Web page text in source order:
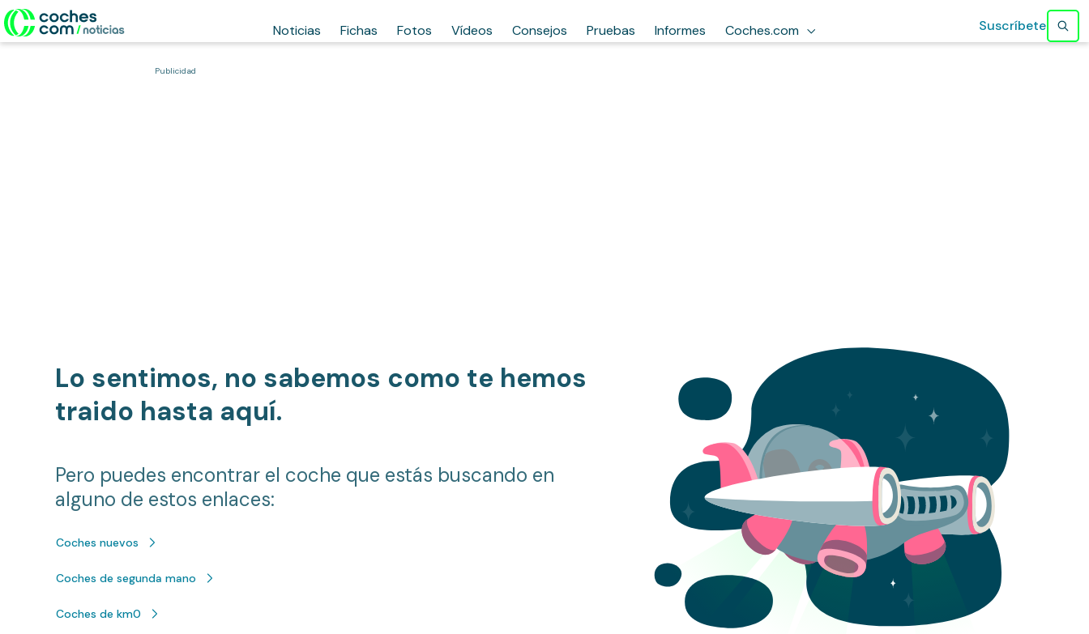
Noticias Fichas Fotos Vídeos Consejos Pruebas Informes Coches.com Suscríbete
Publicidad
Lo sentimos, no sabemos como te hemos
traido hasta aquí.
Pero puedes encontrar el coche que estás buscando en
alguno de estos enlaces:
Coches nuevos
Coches de segunda mano
Coches de km0